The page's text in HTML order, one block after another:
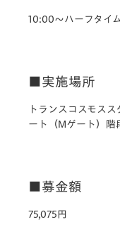
10:00～ハーフタイ
■実施場所
トランスコスモス
ート（Mゲート）階
■募金額
75,075円